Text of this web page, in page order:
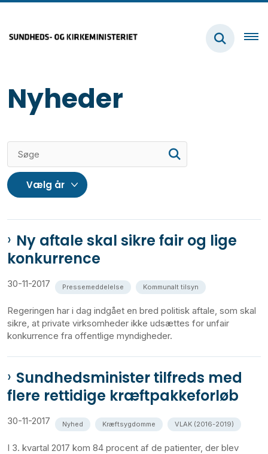
Nyheder
Ny aftale skal sikre fair og lige
konkurrence
30-11-2017 Pressemeddelelse Kommunalt tilsyn
Regeringen har i dag indgået en bred politisk aftale, som skal
sikre, at private virksomheder ikke udsættes for unfair
konkurrence fra offentlige myndigheder.
Sundhedsminister tilfreds med
flere rettidige kræftpakkeforløb
30-11-2017 Nyhed Kræftsygdomme VLAK (2016-2019)
I 3. kvartal 2017 kom 84 procent af de patienter, der blev